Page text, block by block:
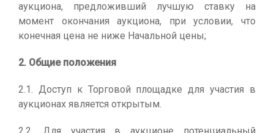
аукциона, предложивший лучшую ставку на
момент окончания аукциона, при условии, что
конечная цена не ниже Начальной цены;
2. Общие положения
2.1. Доступ к Торговой площадке для участия в
аукционах является открытым.